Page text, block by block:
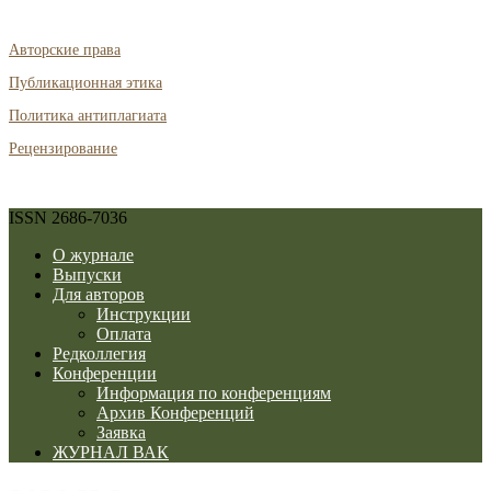
Авторские права
Публикационная этика
Политика антиплагиата
Рецензирование
ISSN 2686-7036
О журнале
Выпуски
Для авторов
Инструкции
Оплата
Редколлегия
Конференции
Информация по конференциям
Архив Конференций
Заявка
ЖУРНАЛ ВАК